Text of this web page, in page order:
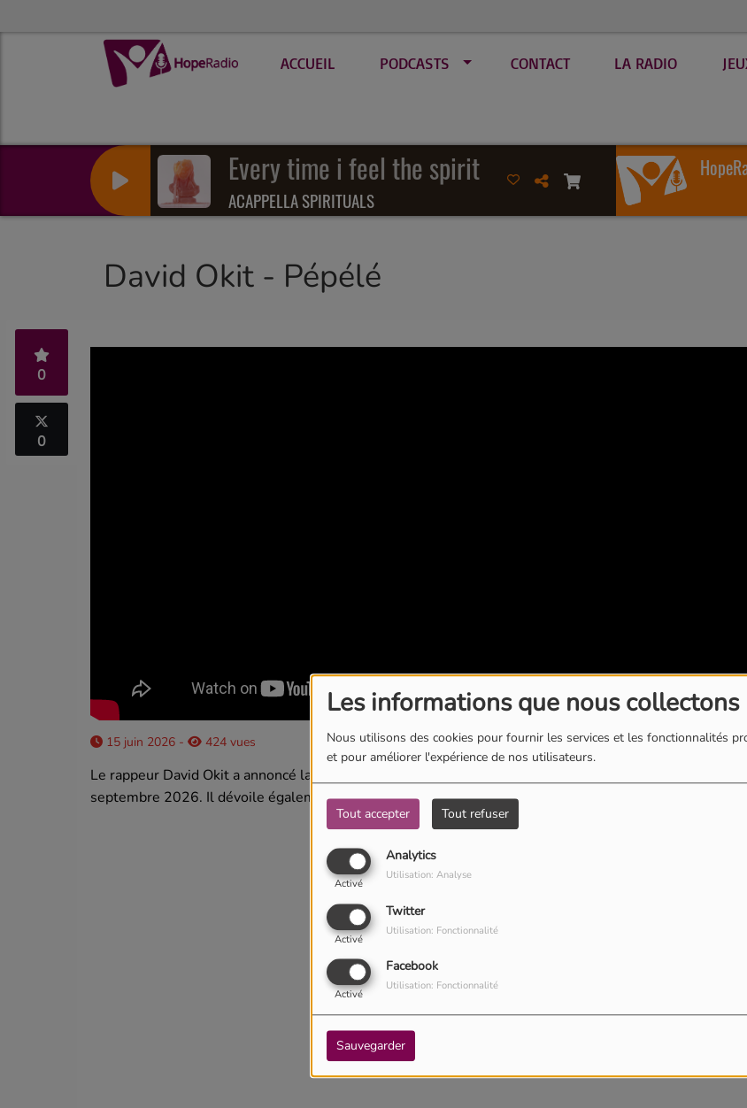
Les informations que nous collectons
Nous utilisons des cookies pour fournir les services et les fonctionnalités
et pour améliorer l'expérience de nos utilisateurs.
Tout accepter Tout refuser
Analytics
Activé
Utilisation: Analyse
Twitter
Activé
Utilisation: Fonctionnalité
Facebook
Activé
Utilisation: Fonctionnalité
Sauvegarder
ACCUEIL PODCASTS CONTACT LA RADIO
Every time i feel the spirit
ACAPPELLA SPIRITUALS
David Okit - Pépélé
0
0
15 juin 2026 - 424 vues
Le rappeur David Okit a annoncé la sortie de son premier album "Sorry, j'étais perdu" pour le 25
septembre 2026. Il dévoile également le clip du premier single du projet.